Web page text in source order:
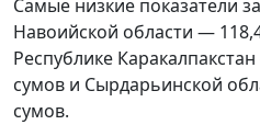
Самые низкие показатели
Навоийской области —
Республике
сумов и Сырдарьинской
сумов.